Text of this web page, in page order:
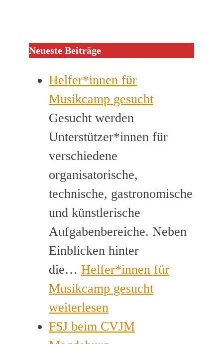
Neueste Beiträge
Helfer*innen für
Musikcamp gesucht
Gesucht werden
Unterstützer*innen für
verschiedene
organisatorische,
technische, gastronomische
und künstlerische
Aufgabenbereiche. Neben
Einblicken hinter
die… Helfer*innen für
Musikcamp gesucht
weiterlesen
FSJ beim CVJM